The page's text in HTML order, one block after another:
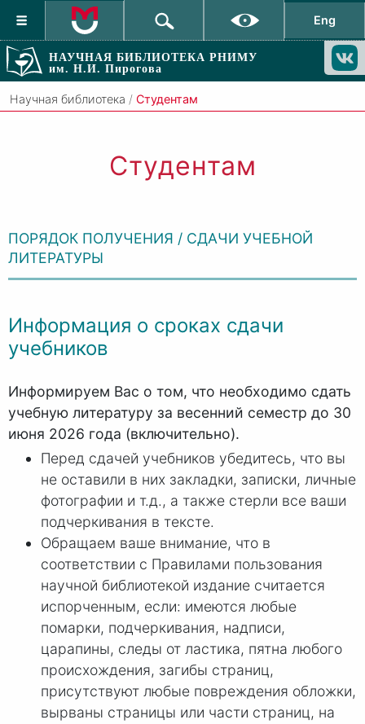
Eng
НАУЧНАЯ БИБЛИОТЕКА РНИМУ
им. Н.И. Пирогова
Научная библиотека / Студентам
Студентам
ПОРЯДОК ПОЛУЧЕНИЯ / СДАЧИ УЧЕБНОЙ
ЛИТЕРАТУРЫ
Информация о сроках сдачи
учебников
Информируем Вас о том, что необходимо сдать
учебную литературу за весенний семестр до 30
июня 2026 года (включительно).
Перед сдачей учебников убедитесь, что вы
не оставили в них закладки, записки, личные
фотографии и т.д., а также стерли все ваши
подчеркивания в тексте.
Обращаем ваше внимание, что в
соответствии с Правилами пользования
научной библиотекой издание считается
испорченным, если: имеются любые
помарки, подчеркивания, надписи,
царапины, следы от ластика, пятна любого
происхождения, загибы страниц,
присутствуют любые повреждения обложки,
вырваны страницы или части страниц, на